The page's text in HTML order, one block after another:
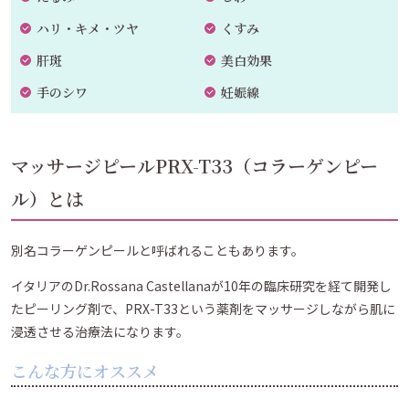
ハリ・キメ・ツヤ
くすみ
肝斑
美白効果
手のシワ
妊娠線
マッサージピールPRX-T33（コラーゲンピー
ル）とは
別名コラーゲンピールと呼ばれることもあります。
イタリアのDr.Rossana Castellanaが10年の臨床研究を経て開発し
たピーリング剤で、PRX-T33という薬剤をマッサージしながら肌に
浸透させる治療法になります。
こんな方にオススメ